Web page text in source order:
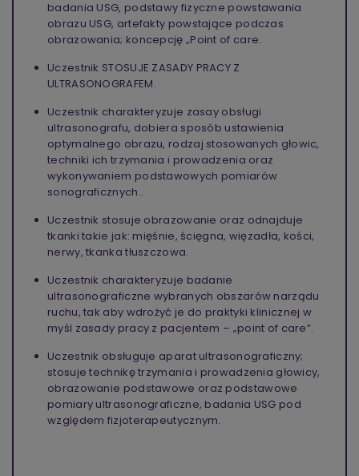
badania USG, podstawy fizyczne powstawania
obrazu USG, artefakty powstające podczas
obrazowania; koncepcję „Point of care.
Uczestnik STOSUJE ZASADY PRACY Z
ULTRASONOGRAFEM.
Uczestnik charakteryzuje zasay obsługi
ultrasonografu, dobiera sposób ustawienia
optymalnego obrazu, rodzaj stosowanych głowic,
techniki ich trzymania i prowadzenia oraz
wykonywaniem podstawowych pomiarów
sonograficznych..
Uczestnik stosuje obrazowanie oraz odnajduje
tkanki takie jak: mięśnie, ścięgna, więzadła, kości,
nerwy, tkanka tłuszczowa.
Uczestnik charakteryzuje badanie
ultrasonograficzne wybranych obszarów narządu
ruchu, tak aby wdrożyć je do praktyki klinicznej w
myśl zasady pracy z pacjentem – „point of care”.
Uczestnik obsługuje aparat ultrasonograficzny;
stosuje technikę trzymania i prowadzenia głowicy,
obrazowanie podstawowe oraz podstawowe
pomiary ultrasonograficzne, badania USG pod
względem fizjoterapeutycznym.